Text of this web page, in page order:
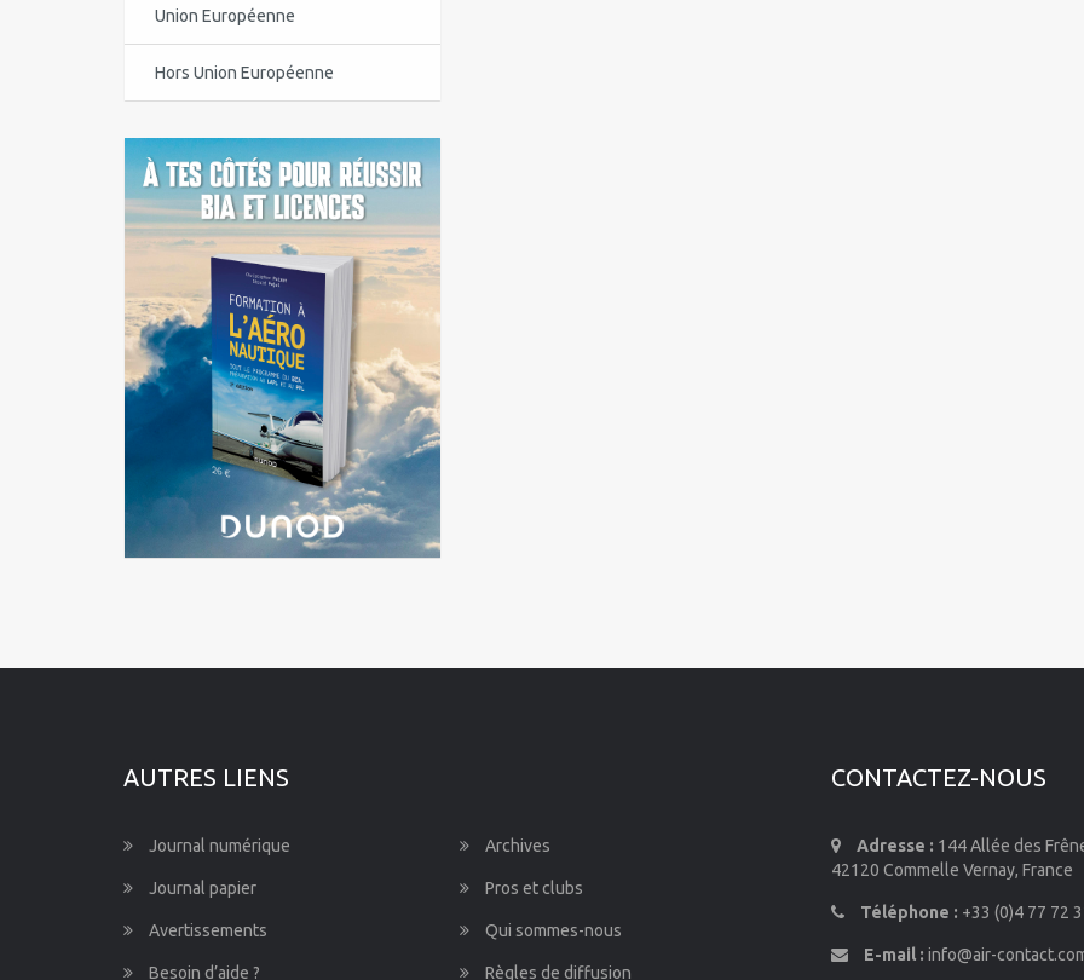
Centre-Val de Loire
Corse
Guadeloupe
Guyane
Île-de-France
La Réunion
Languedoc-Roussillon-Midi-
Pyrénées
Martinique
Mayotte
Union Européenne
Hors Union Européenne
AUTRES LIENS
Journal numérique Archives
Journal papier Pros et clubs
Avertissements Qui sommes-nous
Besoin d’aide ? Règles de diffusion
CONTACTEZ-NOUS
Adresse : 144 Allée des
42120 Commelle Vernay, France
Téléphone : +33 (0)4 77 72
E-mail : info@air-